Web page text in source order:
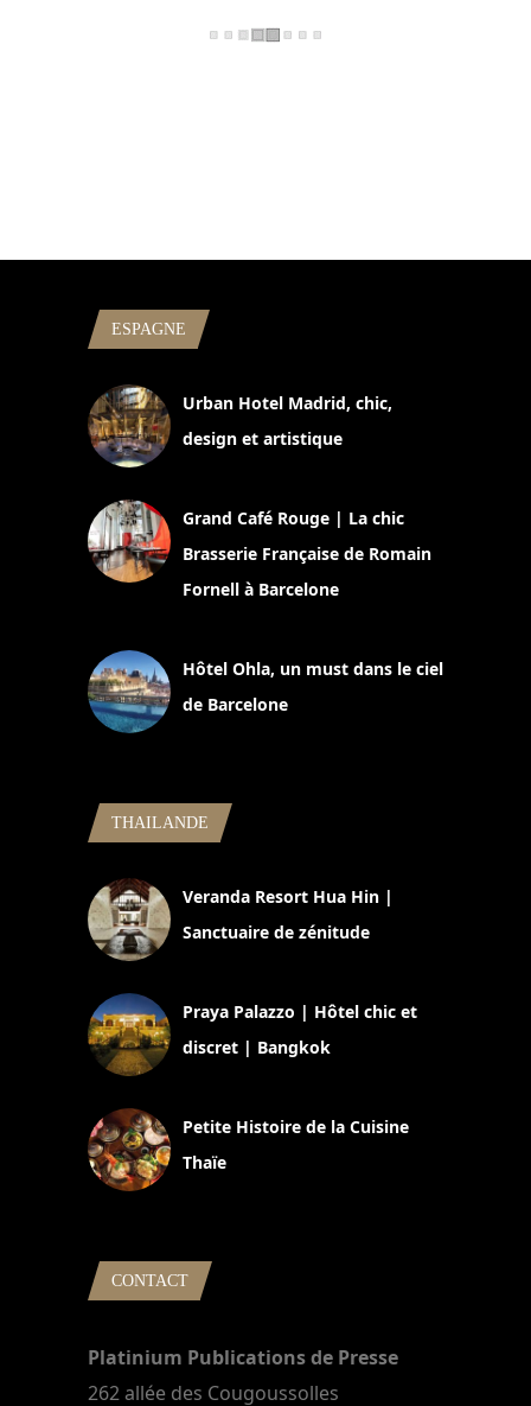
ESPAGNE
Urban Hotel Madrid, chic,
design et artistique
Grand Café Rouge | La chic
Brasserie Française de Romain
Fornell à Barcelone
Hôtel Ohla, un must dans le ciel
de Barcelone
THAILANDE
Veranda Resort Hua Hin |
Sanctuaire de zénitude
Praya Palazzo | Hôtel chic et
discret | Bangkok
Petite Histoire de la Cuisine
Thaïe
CONTACT
Platinium Publications de Presse
262 allée des Cougoussolles